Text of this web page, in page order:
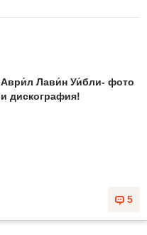
Аври́л Лави́н Уи́бли- фото
и дискография!
5